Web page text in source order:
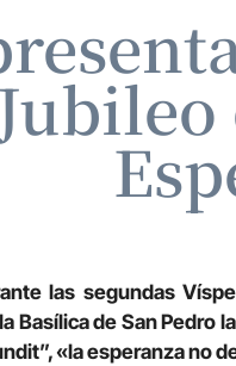
las segundas
Basílica de San Pedro
«la esperanza no